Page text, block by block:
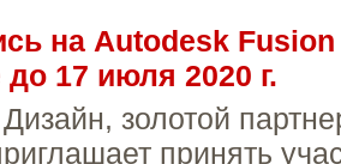
на Autodesk Fusion
17 июля 2020 г.
золотой
принять